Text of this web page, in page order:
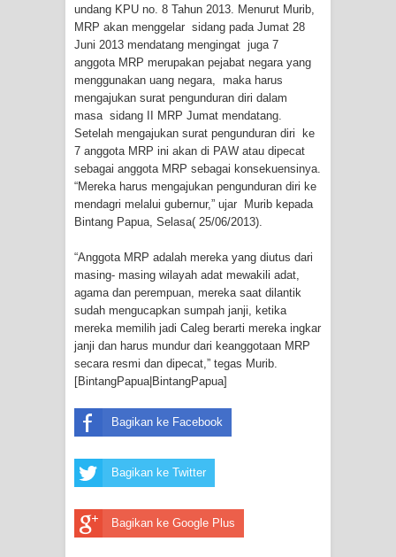
Gempa M3,3 Guncang Nabire, BMKG
Imbau Waspada Susulan
Mama-Mama Pasar Lama Sentani
Protes Tumpukan Sampah dengan
Menghambur ke Tengah Jalan
Polres Jayapura Terima Laporan
Hilangnya Agustina Ester Bonsapia
Marthen Medlama Sebut Pemprov
Papua Siapkan 1000 Kuota Beasiswa
Mace
Bantuan CSR untuk RS Bhayangkara
Polda Papua pada Peringatan Hari
Bhayangkara ke-80
undang KPU no. 8 Tahun 2013. Menurut Murib,
MRP akan menggelar sidang pada Jumat 28
Juni 2013 mendatang mengingat juga 7
anggota MRP merupakan pejabat negara yang
menggunakan uang negara, maka harus
mengajukan surat pengunduran diri dalam
masa sidang II MRP Jumat mendatang.
Setelah mengajukan surat pengunduran diri ke
7 anggota MRP ini akan di PAW atau dipecat
sebagai anggota MRP sebagai konsekuensinya.
“Mereka harus mengajukan pengunduran diri ke
mendagri melalui gubernur,” ujar Murib kepada
Bintang Papua, Selasa( 25/06/2013).
“Anggota MRP adalah mereka yang diutus dari
masing- masing wilayah adat mewakili adat,
agama dan perempuan, mereka saat dilantik
sudah mengucapkan sumpah janji, ketika
mereka memilih jadi Caleg berarti mereka ingkar
janji dan harus mundur dari keanggotaan MRP
secara resmi dan dipecat,” tegas Murib.
[BintangPapua|BintangPapua]
Bagikan ke Facebook
Bagikan ke Twitter
Bagikan ke Google Plus